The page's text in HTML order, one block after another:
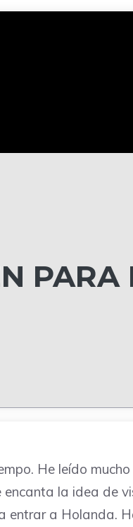
PARA
He leído
la idea de
entrar a Holanda.